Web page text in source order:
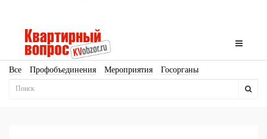
Все Профобъединения Мероприятия Госорганы
Новостройки